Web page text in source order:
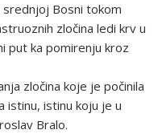
srednjoj Bosni tokom
zločina ledi krv u
put ka pomirenju kroz
zločina koje je počinila
istinu, istinu koju je u
Bralo.